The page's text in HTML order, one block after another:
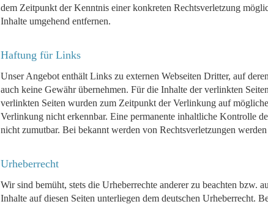
dem Zeitpunkt der Kenntnis einer konkreten Rechtsverletzung
Inhalte umgehend entfernen.
Haftung für Links
Unser Angebot enthält Links zu externen Webseiten Dritter, auf
auch keine Gewähr übernehmen. Für die Inhalte der verlinkten
verlinkten Seiten wurden zum Zeitpunkt der Verlinkung auf
Verlinkung nicht erkennbar. Eine permanente inhaltliche Kontrolle
nicht zumutbar. Bei bekannt werden von Rechtsverletzungen
Urheberrecht
Wir sind bemüht, stets die Urheberrechte anderer zu beachten bzw.
Inhalte auf diesen Seiten unterliegen dem deutschen Urheberrecht.